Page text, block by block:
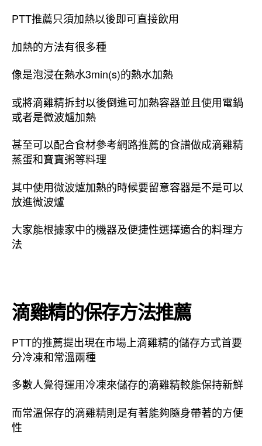
PTT推薦只須加熱以後即可直接飲用
加熱的方法有很多種
像是泡浸在熱水3min(s)的熱水加熱
或將滴雞精拆封以後倒進可加熱容器並且使用電鍋
或者是微波爐加熱
甚至可以配合食材參考網路推薦的食譜做成滴雞精
蒸蛋和寶寶粥等料理
其中使用微波爐加熱的時候要留意容器是不是可以
放進微波爐
大家能根據家中的機器及便捷性選擇適合的料理方
法
滴雞精的保存方法推薦
PTT的推薦提出現在市場上滴雞精的儲存方式首要
分冷凍和常溫兩種
多數人覺得運用冷凍來儲存的滴雞精較能保持新鮮
而常溫保存的滴雞精則是有著能夠隨身帶著的方便
性